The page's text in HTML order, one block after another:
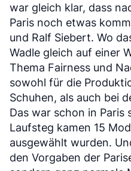
war gleich klar, dass
Paris noch etwas
und Ralf Siebert. Wo
Wadle gleich auf einer
Thema Fairness und
sowohl für die
Schuhen, als auch bei
Das war schon in Paris
Laufsteg kamen 15
ausgewählt wurden.
den Vorgaben der